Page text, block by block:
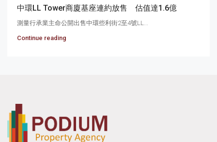
中環LL Tower商廈基座連約放售 估值達1.6億
測量行承業主命公開出售中環些利街2至4號LL...
Continue reading